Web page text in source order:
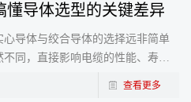
懂导体选型的关键差异
导体与绞合导体的选择远非简单
同，直接影响电缆的性能、寿命
70%的电缆故障与错误的导体
查看更多